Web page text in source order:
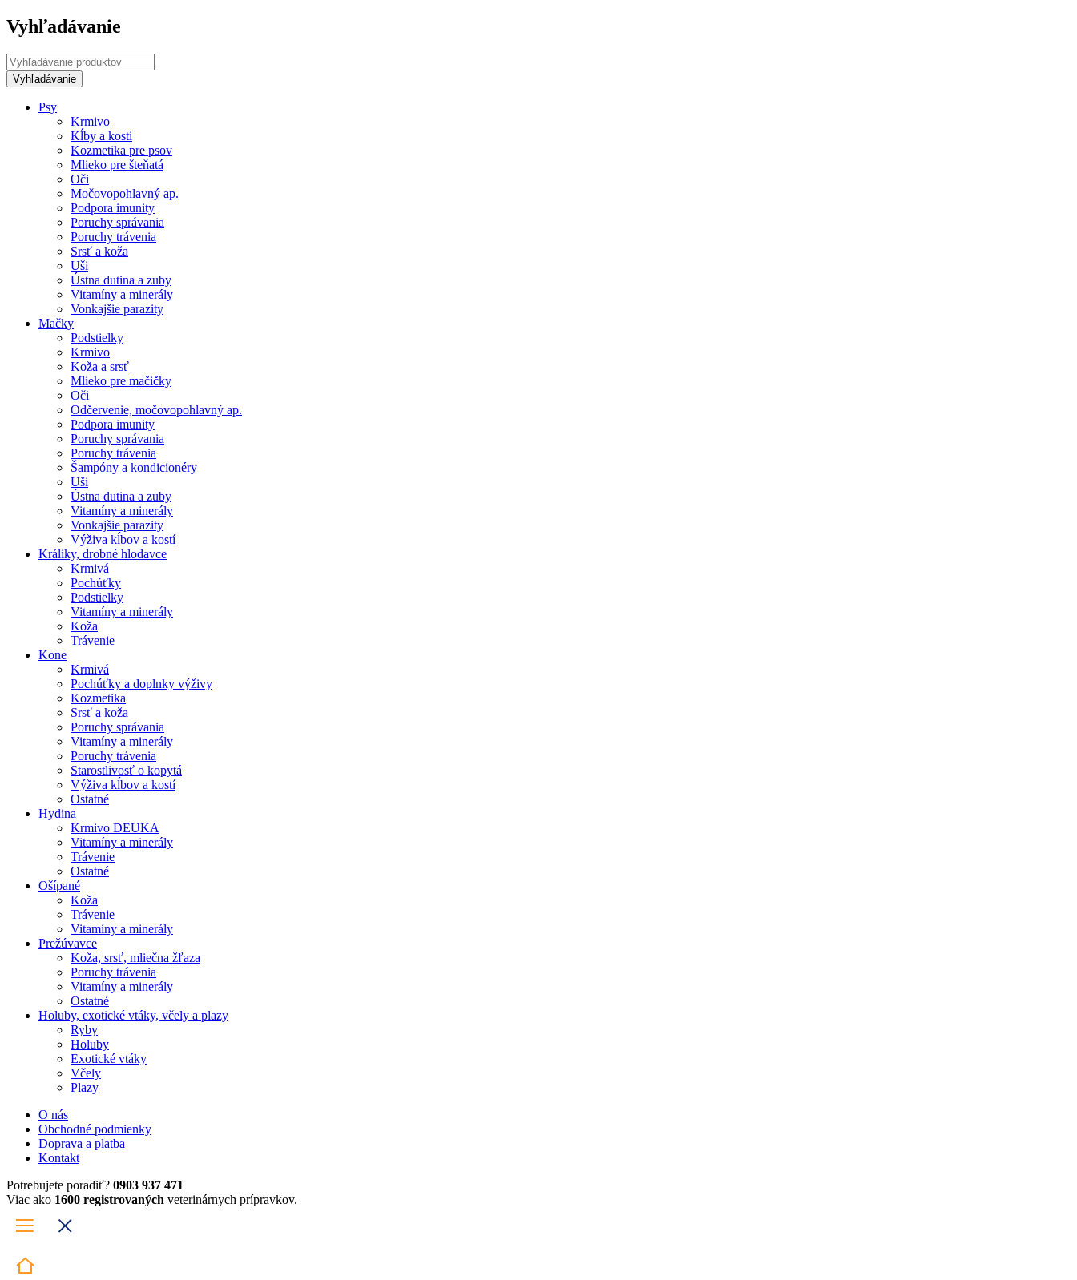
Vyhľadávanie
Psy
Krmivo
Kĺby a kosti
Kozmetika pre psov
Mlieko pre šteňatá
Oči
Močovopohlavný ap.
Podpora imunity
Poruchy správania
Poruchy trávenia
Srsť a koža
Uši
Ústna dutina a zuby
Vitamíny a minerály
Vonkajšie parazity
Mačky
Podstielky
Krmivo
Koža a srsť
Mlieko pre mačičky
Oči
Odčervenie, močovopohlavný ap.
Podpora imunity
Poruchy správania
Poruchy trávenia
Šampóny a kondicionéry
Uši
Ústna dutina a zuby
Vitamíny a minerály
Vonkajšie parazity
Výživa kĺbov a kostí
Králiky, drobné hlodavce
Krmivá
Pochúťky
Podstielky
Vitamíny a minerály
Koža
Trávenie
Kone
Krmivá
Pochúťky a doplnky výživy
Kozmetika
Srsť a koža
Poruchy správania
Vitamíny a minerály
Poruchy trávenia
Starostlivosť o kopytá
Výživa kĺbov a kostí
Ostatné
Hydina
Krmivo DEUKA
Vitamíny a minerály
Trávenie
Ostatné
Ošípané
Koža
Trávenie
Vitamíny a minerály
Prežúvavce
Koža, srsť, mliečna žľaza
Poruchy trávenia
Vitamíny a minerály
Ostatné
Holuby, exotické vtáky, včely a plazy
Ryby
Holuby
Exotické vtáky
Včely
Plazy
O nás
Obchodné podmienky
Doprava a platba
Kontakt
Potrebujete poradiť? 0903 937 471
Viac ako 1600 registrovaných veterinárnych prípravkov.